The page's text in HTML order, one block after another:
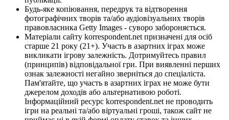
Будь-яке копіювання, передрук та відтворення
фотографічних творів та/або аудіовізуальних творів
правовласника Getty Images - суворо забороняється.
Матеріали сайту korrespondent.net призначені для осіб
старше 21 року (21+). Участь в азартних іграх може
викликати ігрову залежність. Дотримуйтесь правил
(принципів) відповідальної гри. При виявленні перших
ознак залежності негайно зверніться до спеціаліста.
Пам'ятайте, що участь в азартних іграх не може бути
джерелом доходів або альтернативою роботі.
Інформаційний ресурс korrespondent.net не проводить
ігри на реальні та/або віртуальні гроші, також сайт не